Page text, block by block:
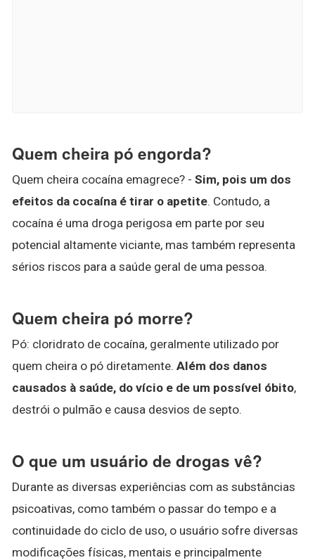
Quem cheira pó engorda?
Quem cheira cocaína emagrece? - Sim, pois um dos
efeitos da cocaína é tirar o apetite. Contudo, a
cocaína é uma droga perigosa em parte por seu
potencial altamente viciante, mas também representa
sérios riscos para a saúde geral de uma pessoa.
Quem cheira pó morre?
Pó: cloridrato de cocaína, geralmente utilizado por
quem cheira o pó diretamente. Além dos danos
causados à saúde, do vício e de um possível óbito,
destrói o pulmão e causa desvios de septo.
O que um usuário de drogas vê?
Durante as diversas experiências com as substâncias
psicoativas, como também o passar do tempo e a
continuidade do ciclo de uso, o usuário sofre diversas
modificações físicas, mentais e principalmente